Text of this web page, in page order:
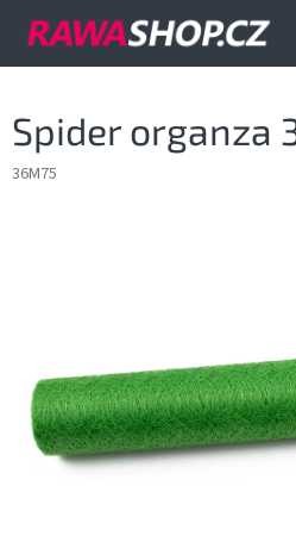
Spider organza
36M75